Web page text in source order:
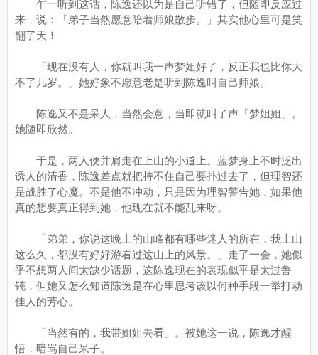
乍一听到这话，陈逸还以为是自己听错了，但随即反应过
来，说：「弟子当然愿意陪着师娘散步。」其实他心里可是笑
翻了天！
「现在没有人，你就叫我一声梦姐好了，反正我也比你大
不了几岁。」她好象不愿意老是听到陈逸叫自己师娘。
陈逸又不是呆人，当然会意，当即就叫了声「梦姐姐」。
她随即欣然。
于是，两人便并肩走在上山的小道上。蓝梦身上不时泛出
诱人的清香，陈逸差点就把持不住自己要扑过去了，但理智还
是战胜了心魔。不是他不冲动，只是因为理智警告她，如果他
真的想要真正得到她，他现在就不能乱来呀。
「弟弟，你说这晚上的山峰都有哪些迷人的所在，我上山
这么久，都没有好好游看过这山上的风景。」走了一会，她似
乎不想两人间太缺少话题，这陈逸现在的表现似乎是太过鲁
钝，但她又怎么知道陈逸是在心里思考该以何种手段一举打动
佳人的芳心。
「当然有的，我带姐姐去看」。被她这一说，陈逸才醒
悟，暗骂自己呆子。